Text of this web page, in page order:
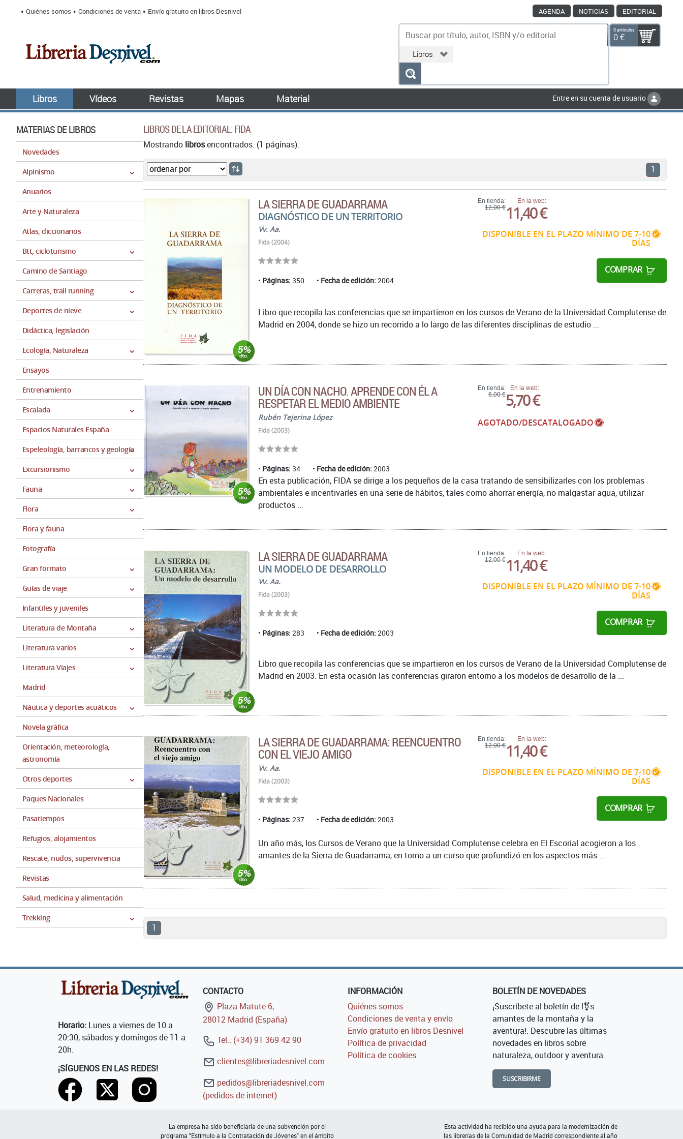
Quiénes somos Condiciones de venta Envío gratuito en libros Desnivel AGENDA NOTICIAS EDITORIAL
0 artículos
0 €
Libros Vídeos Revistas Mapas Material Entre en su cuenta de usuario
MATERIAS DE LIBROS
Novedades
Alpinismo
Anuarios
Arte y Naturaleza
Atlas, diccionarios
Btt, cicloturismo
Camino de Santiago
Carreras, trail running
Deportes de nieve
Didáctica, legislación
Ecología, Naturaleza
Ensayos
Entrenamiento
Escalada
Espacios Naturales España
Espeleología, barrancos y geología
Excursionismo
Fauna
Flora
Flora y fauna
Fotografía
Gran formato
Guías de viaje
Infantiles y juveniles
Literatura de Montaña
Literatura varios
Literatura Viajes
Madrid
Náutica y deportes acuáticos
Novela gráfica
Orientación, meteorología,
astronomía
Otros deportes
Paques Nacionales
Pasatiempos
Refugios, alojamientos
Rescate, nudos, supervivencia
Revistas
Salud, medicina y alimentación
Trekking
LIBROS DE LA EDITORIAL: FIDA
Mostrando librosencontrados. (1 páginas).
1
LA SIERRA DE GUADARRAMA
DIAGNÓSTICO DE UN TERRITORIO
Vv. Aa.
Fida (2004)
Páginas: 350 Fecha de edición: 2004
En tienda:
12,00 €
En la web:
11,40 €
DISPONIBLE EN EL PLAZO MÍNIMO DE 7-10
DÍAS
COMPRAR
Libro que recopila las conferencias que se impartieron en los cursos de Verano de la Universidad Complutense de
Madrid en 2004, donde se hizo un recorrido a lo largo de las diferentes disciplinas de estudio ...
UN DÍA CON NACHO. APRENDE CON ÉL A
RESPETAR EL MEDIO AMBIENTE
Rubén Tejerina López
Fida (2003)
Páginas: 34 Fecha de edición: 2003
En tienda:
6,00 €
En la web:
5,70 €
AGOTADO/DESCATALOGADO
En esta publicación, FIDA se dirige a los pequeños de la casa tratando de sensibilizarles con los problemas
ambientales e incentivarles en una serie de hábitos, tales como ahorrar energía, no malgastar agua, utilizar
productos ...
LA SIERRA DE GUADARRAMA
UN MODELO DE DESARROLLO
Vv. Aa.
Fida (2003)
Páginas: 283 Fecha de edición: 2003
En tienda:
12,00 €
En la web:
11,40 €
DISPONIBLE EN EL PLAZO MÍNIMO DE 7-10
DÍAS
COMPRAR
Libro que recopila las conferencias que se impartieron en los cursos de Verano de la Universidad Complutense de
Madrid en 2003. En esta ocasión las conferencias giraron entorno a los modelos de desarrollo de la ...
LA SIERRA DE GUADARRAMA: REENCUENTRO
CON EL VIEJO AMIGO
Vv. Aa.
Fida (2003)
Páginas: 237 Fecha de edición: 2003
En tienda:
12,00 €
En la web:
11,40 €
DISPONIBLE EN EL PLAZO MÍNIMO DE 7-10
DÍAS
COMPRAR
Un año más, los Cursos de Verano que la Universidad Complutense celebra en El Escorial acogieron a los
amantes de la Sierra de Guadarrama, en torno a un curso que profundizó en los aspectos más ...
1
Horario: Lunes a viernes de 10 a
20:30, sábados y domingos de 11 a
20h.
¡SÍGUENOS EN LAS REDES!
CONTACTO
Plaza Matute 6,
28012 Madrid (España)
Tel.: (+34) 91 369 42 90
clientes@libreriadesnivel.com
pedidos@libreriadesnivel.com
(pedidos de internet)
INFORMACIÓN
Quiénes somos
Condiciones de venta y envío
Envío gratuito en libros Desnivel
Política de privacidad
Política de cookies
BOLETÍN DE NOVEDADES
¡Suscríbete al boletín de l⚧s
amantes de la montaña y la
aventura!. Descubre las últimas
novedades en libros sobre
naturaleza, outdoor y aventura.
SUSCRIBIRME
La empresa ha sido beneficiaria de una subvención por el
programa "Estímulo a la Contratación de Jóvenes" en el ámbito
Esta actividad ha recibido una ayuda para la modernización de
las librerías de la Comunidad de Madrid correspondiente al año